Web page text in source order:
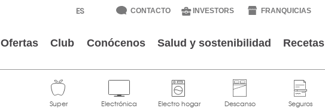
CONTACTO INVESTORS FRANQUICIAS
Ofertas Club Conócenos Salud y sostenibilidad Recetas